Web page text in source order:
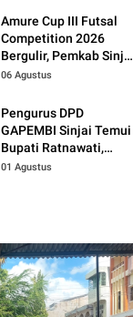
Amure Cup III Futsal
Competition 2026
Bergulir, Pemkab Sinjai
Dukung Pembinaan
06 Agustus
Pengurus DPD
GAPEMBI Sinjai Temui
Bupati Ratnawati,
Bahas Sinergitas
01 Agustus